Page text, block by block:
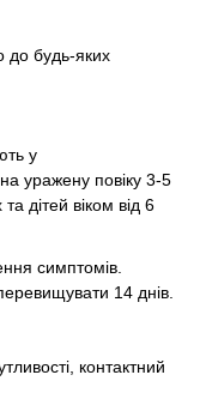
до будь-яких
у
уражену повіку 3-5
дітей віком від 6
симптомів.
14 днів.
контактний